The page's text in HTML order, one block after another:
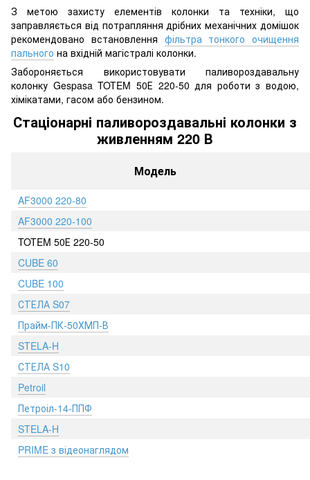
З метою захисту елементів колонки та техніки, що
заправляється від потрапляння дрібних механічних домішок
рекомендовано встановлення фільтра тонкого очищення
пального на вхідній магістралі колонки.
Забороняється використовувати паливороздавальну
колонку Gespasa TOTEM 50Е 220-50 для роботи з водою,
хімікатами, гасом або бензином.
Стаціонарні паливороздавальні колонки з
живленням 220 В
Модель
AF3000 220-80
AF3000 220-100
TOTEM 50Е 220-50
CUBE 60
CUBE 100
СТЕЛА S07
Прайм-ПК-50ХМП-В
STELA-H
СТЕЛА S10
Petroil
Петроіл-14-ППФ
STELA-H
PRIME з відеонаглядом